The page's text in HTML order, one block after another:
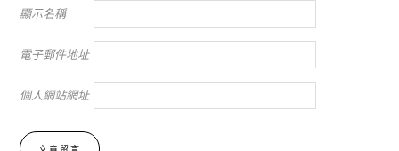
顯示名稱
電子郵件地址
個人網站網址